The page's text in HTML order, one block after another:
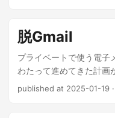
ある。未成年でも入手し
る事業者を探し回って、
メイン名登録を実績解除
脱Gmail
プライベートで使う電子
わたって進めてきた計画
る。 モチベーション よ
published at 2025-01-19 ·